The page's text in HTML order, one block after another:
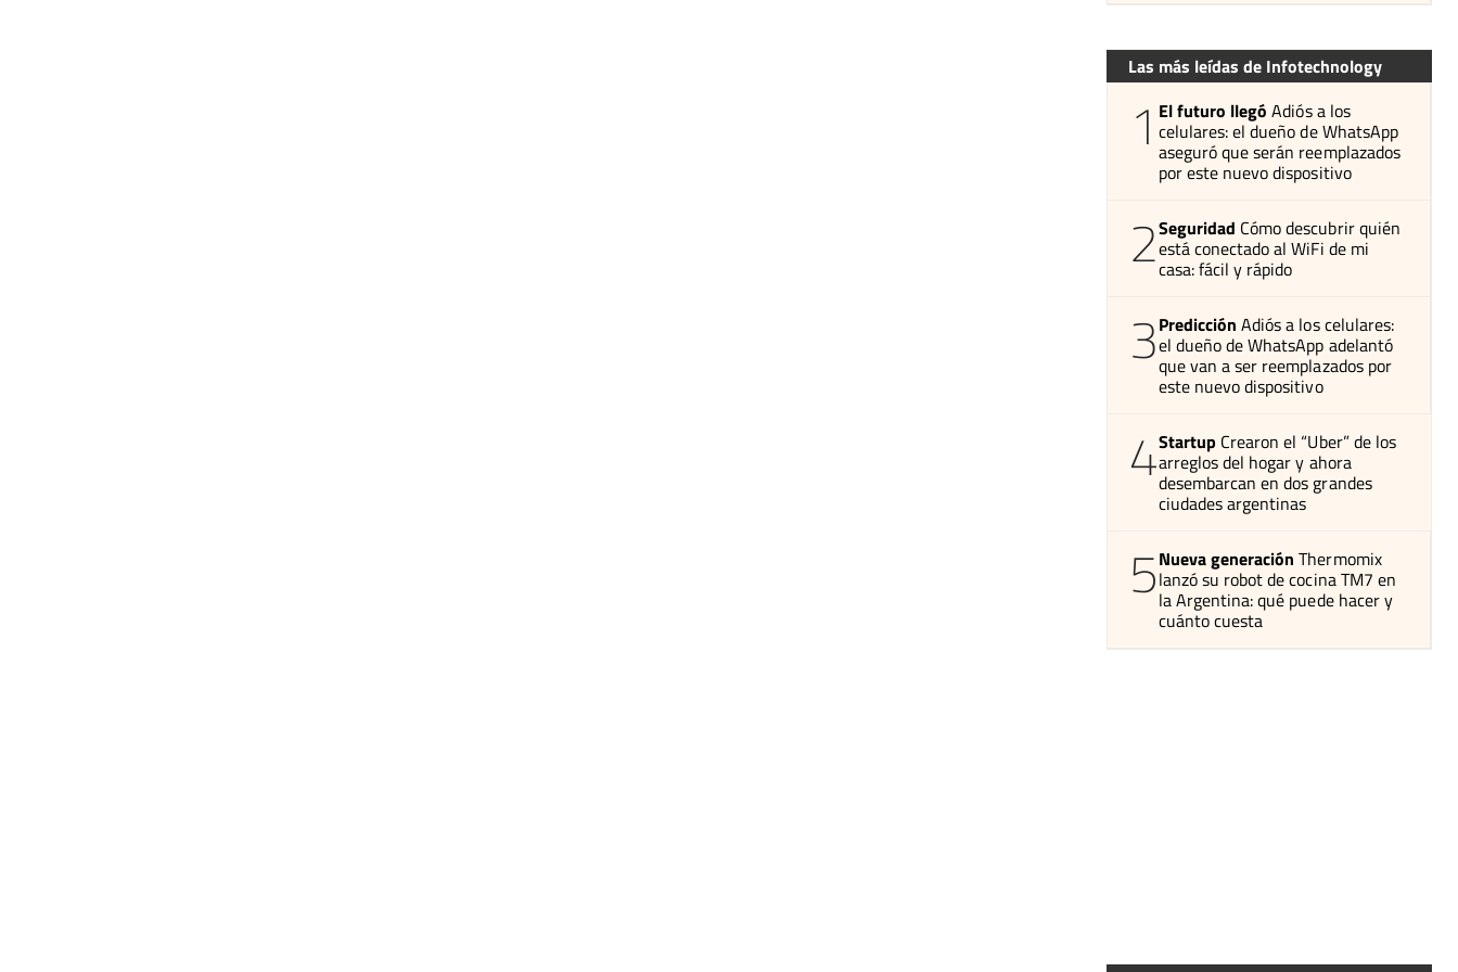
Las más leídas de Infotechnology
1 El futuro llegó Adiós a los
celulares: el dueño de WhatsApp
aseguró que serán reemplazados
por este nuevo dispositivo
2Seguridad Cómo descubrir quién
está conectado al WiFi de mi
casa: fácil y rápido
3Predicción Adiós a los celulares:
el dueño de WhatsApp adelantó
que van a ser reemplazados por
este nuevo dispositivo
4Startup Crearon el “Uber” de los
arreglos del hogar y ahora
desembarcan en dos grandes
ciudades argentinas
5Nueva generación Thermomix
lanzó su robot de cocina TM7 en
la Argentina: qué puede hacer y
cuánto cuesta